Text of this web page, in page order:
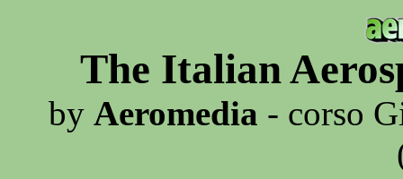
The Italian
by Aeromedia - corso